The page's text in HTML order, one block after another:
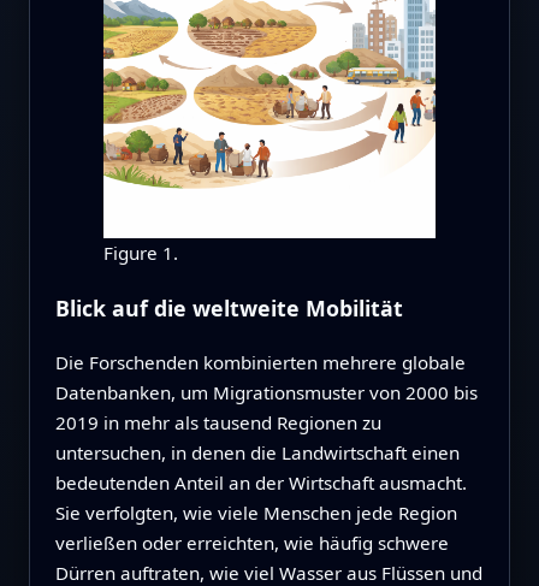
Figure 1.
Blick auf die weltweite Mobilität
Die Forschenden kombinierten mehrere globale
Datenbanken, um Migrationsmuster von 2000 bis
2019 in mehr als tausend Regionen zu
untersuchen, in denen die Landwirtschaft einen
bedeutenden Anteil an der Wirtschaft ausmacht.
Sie verfolgten, wie viele Menschen jede Region
verließen oder erreichten, wie häufig schwere
Dürren auftraten, wie viel Wasser aus Flüssen und